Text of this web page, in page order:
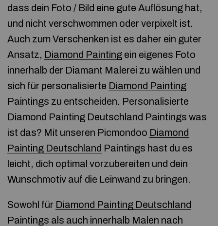
dass dein Foto / Bild eine gute Auflösung hat,
und nicht verschwommen oder verpixelt ist.
Auch zum Verschenken ist es daher ein guter
Ansatz, Diamond Painting ein eigenes Foto
innerhalb der Diamant Malerei zu wählen und
sich für personalisierte Diamond Painting
Paintings zu entscheiden. Personalisierte
Diamond Painting Deutschland Paintings was
ist das? Mit unseren Picmondoo Diamond
Painting Deutschland Paintings hast du es
leicht, dich optimal vorzubereiten und dein
Wunschmotiv auf die Leinwand zu bringen.
Sowohl für Diamond Painting Deutschland
Paintings als auch innerhalb Malen nach